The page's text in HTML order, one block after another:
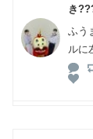
き
ふう
ルに